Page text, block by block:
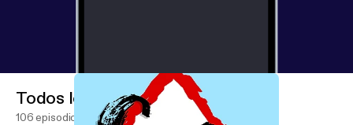
Todos los episodios
106 episodios